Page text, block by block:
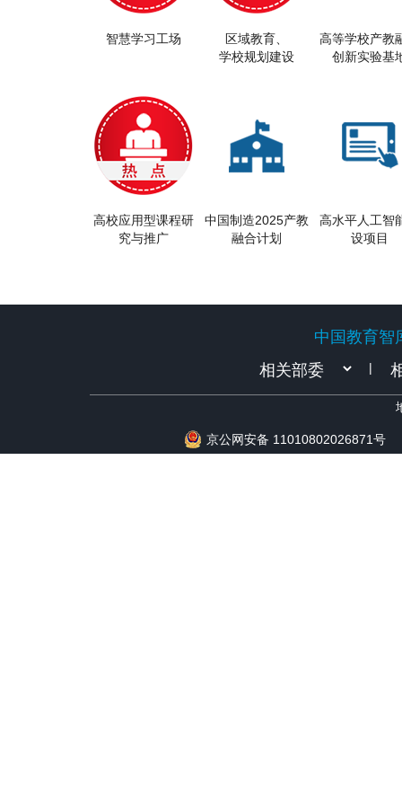
智慧学习工场
区域教育、
学校规划建设
高等学校产教
创新实验基
高校应用型课程研
究与推广
中国制造2025产教
融合计划
高水平人工智
设项目
中国教育智
|
京公网安备 11010802026871号